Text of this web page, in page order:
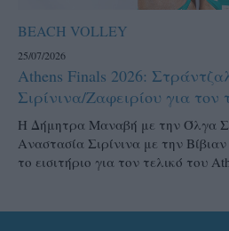
BEACH VOLLEY
25/07/2026
Athens Finals 2026:
Σιρίνινα/Ζαφειρίου για τον
H Δήμητρα Μαναβή με την Όλγα
Αναστασία Σιρίνινα με την
το εισιτήριο για τον τελικό του